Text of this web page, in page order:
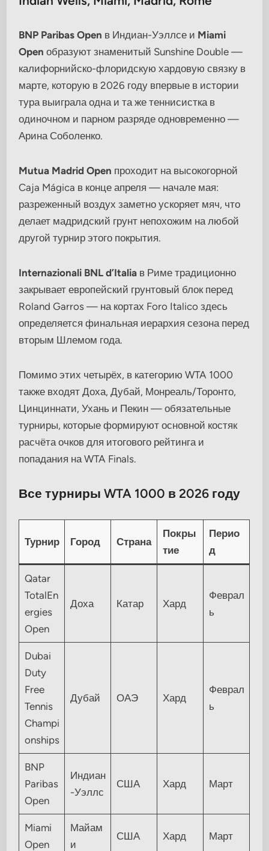
BNP Paribas Open в Индиан-Уэллсе и Miami
Open образуют знаменитый Sunshine Double —
калифорнийско-флоридскую хардовую связку в
марте, которую в 2026 году впервые в истории
тура выиграла одна и та же теннисистка в
одиночном и парном разряде одновременно —
Арина Соболенко.
Mutua Madrid Open проходит на высокогорной
Caja Mágica в конце апреля — начале мая:
разреженный воздух заметно ускоряет мяч, что
делает мадридский грунт непохожим на любой
другой турнир этого покрытия.
Internazionali BNL d’Italia в Риме традиционно
закрывает европейский грунтовый блок перед
Roland Garros — на кортах Foro Italico здесь
определяется финальная иерархия сезона перед
вторым Шлемом года.
Помимо этих четырёх, в категорию WTA 1000
также входят Доха, Дубай, Монреаль/Торонто,
Цинциннати, Ухань и Пекин — обязательные
турниры, которые формируют основной костяк
расчёта очков для итогового рейтинга и
попадания на WTA Finals.
Все турниры WTA 1000 в 2026 году
Турнир Город Страна
Покры
тие
Перио
д
Qatar
TotalEn
ergies
Open
Доха Катар Хард
Феврал
ь
Dubai
Duty
Free
Tennis
Champi
onships
Дубай ОАЭ Хард
Феврал
ь
BNP
Paribas
Open
Индиан
-Уэллс
США Хард Март
Miami
Open
Майам
и
США Хард Март